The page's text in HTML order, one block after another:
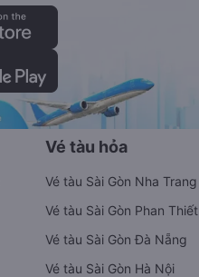
Vé tàu hỏa
Vé tàu Sài Gòn Nha Trang
Vé tàu Sài Gòn Phan Thiết
Vé tàu Sài Gòn Đà Nẵng
Vé tàu Sài Gòn Hà Nội